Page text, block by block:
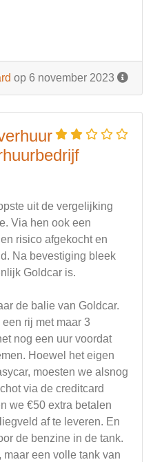
op 6 november 2023
uit de vergelijking
Via hen ook een
risico afgekocht en
Na bevestiging bleek
Goldcar is.
de balie van Goldcar.
rij met maar 3
nog een uur voordat
Hoewel het eigen
moesten we alsnog
via de creditcard
we €50 extra betalen
af te leveren. En
de benzine in de tank.
een volle tank van